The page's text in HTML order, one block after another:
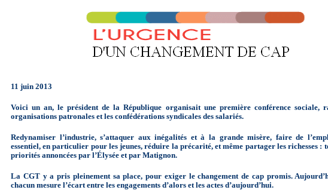
Karima
leurs
Le PLF
11 juin 2013
Voici un an, le président de la République organisait une première conférence sociale,
organisations patronales et les confédérations syndicales des salariés.
Redynamiser l’industrie, s’attaquer aux inégalités et à la grande misère, faire de
essentiel, en particulier pour les jeunes, réduire la précarité, et même partager les richesses :
priorités annoncées par l’Élysée et par Matignon.
La CGT y a pris pleinement sa place, pour exiger le changement de cap promis.
chacun mesure l’écart entre les engagements d’alors et les actes d’aujourd’hui.